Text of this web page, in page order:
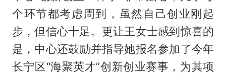
个环节都考虑周到，虽然自己创业刚起
步，但信心十足。更让王女士感到惊喜的
是，中心还鼓励并指导她报名参加了今年
长宁区“海聚英才”创新创业赛事，为其项